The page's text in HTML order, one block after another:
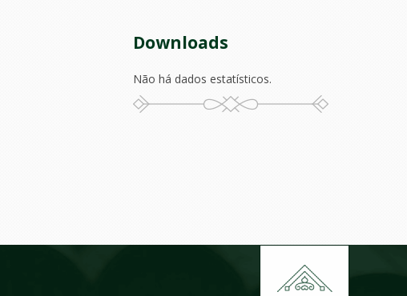
Downloads
Não há dados estatísticos.